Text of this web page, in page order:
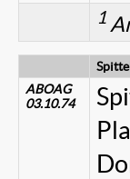
1
ABOAG
03.10.74